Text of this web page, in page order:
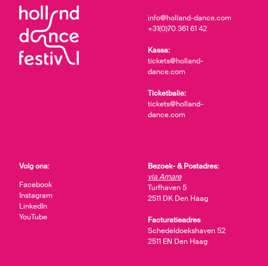
info@holland-dance.com
+31(0)70 361 61 42
Kassa:
tickets@holland-
dance.com
Ticketbalie:
tickets@holland-
dance.com
Bezoek- & Postadres:
via Amare
Turfhaven 5
2511 DK Den Haag
Facturatieadres
Schedeldoekshaven 52
2511 EN Den Haag
Volg ons:
Facebook
Instagram
LinkedIn
YouTube